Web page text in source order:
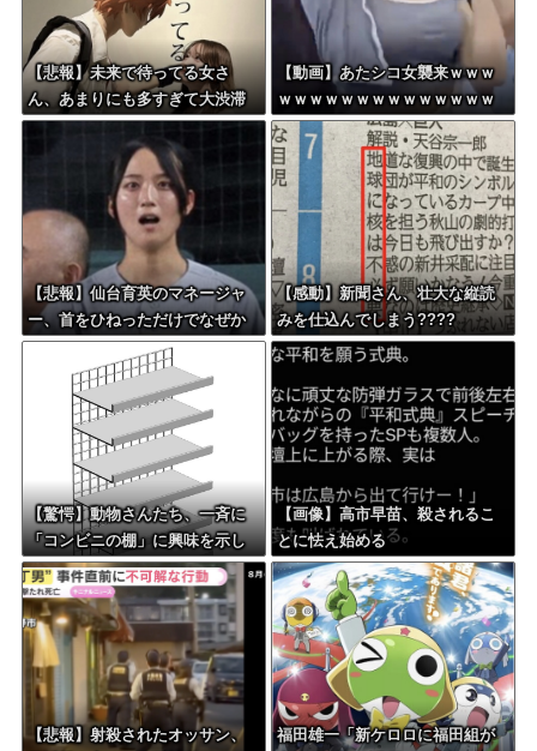
【悲報】未来で待ってる女さ
ん、あまりにも多すぎて大渋滞
に????
【動画】あたシコ女襲来ｗｗｗ
ｗｗｗｗｗｗｗｗｗｗｗｗｗｗ
【悲報】仙台育英のマネージャ
ー、首をひねっただけでなぜか
ウインクしたことにされてしま
【感動】新聞さん、壮大な縦読
みを仕込んでしまう????
【驚愕】動物さんたち、一斉に
「コンビニの棚」に興味を示し
始める・・・
【画像】高市早苗、殺されるこ
とに怯え始める
【悲報】射殺されたオッサン、
福田雄一「新ケロロに福田組が